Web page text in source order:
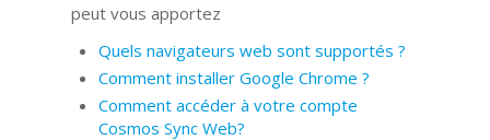
peut vous apportez
Quels navigateurs web sont supportés ?
Comment installer Google Chrome ?
Comment accéder à votre compte
Cosmos Sync Web?